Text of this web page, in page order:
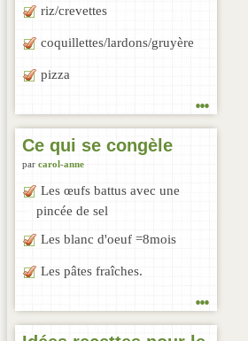
riz/crevettes
coquillettes/lardons/gruyère
pizza
...
Ce qui se congèle
par carol-anne
Les œufs battus avec une
pincée de sel
Les blanc d'oeuf =8mois
Les pâtes fraîches.
...